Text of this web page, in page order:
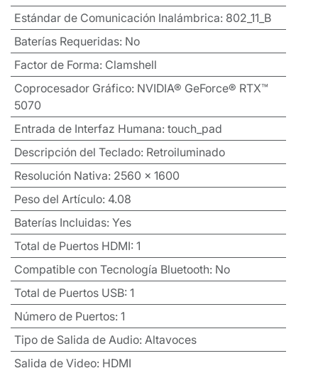
Estándar de Comunicación Inalámbrica: 802_11_B
Baterías Requeridas: No
Factor de Forma: Clamshell
Coprocesador Gráfico: NVIDIA® GeForce® RTX™
5070
Entrada de Interfaz Humana: touch_pad
Descripción del Teclado: Retroiluminado
Resolución Nativa: 2560 x 1600
Peso del Artículo: 4.08
Baterías Incluidas: Yes
Total de Puertos HDMI: 1
Compatible con Tecnología Bluetooth: No
Total de Puertos USB: 1
Número de Puertos: 1
Tipo de Salida de Audio: Altavoces
Salida de Video: HDMI